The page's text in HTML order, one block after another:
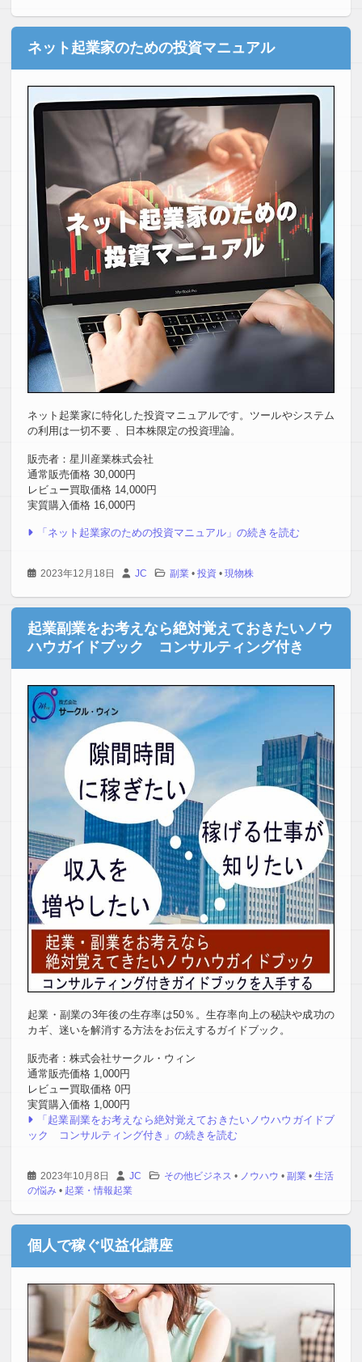
ネット起業家のための投資マニュアル
ネット起業家に特化した投資マニュアルです。ツールやシステム
の利用は一切不要 、日本株限定の投資理論。
販売者：星川産業株式会社
通常販売価格 30,000円
レビュー買取価格 14,000円
実質購入価格 16,000円
「ネット起業家のための投資マニュアル」の続きを読む
2023年12月18日 JC 副業 • 投資 • 現物株
起業副業をお考えなら絶対覚えておきたいノウ
ハウガイドブック コンサルティング付き
起業・副業の3年後の生存率は50％。生存率向上の秘訣や成功の
カギ、迷いを解消する方法をお伝えするガイドブック。
販売者：株式会社サークル・ウィン
通常販売価格 1,000円
レビュー買取価格 0円
実質購入価格 1,000円
「起業副業をお考えなら絶対覚えておきたいノウハウガイドブ
ック コンサルティング付き」の続きを読む
2023年10月8日 JC その他ビジネス • ノウハウ • 副業 • 生活
の悩み • 起業・情報起業
個人で稼ぐ収益化講座